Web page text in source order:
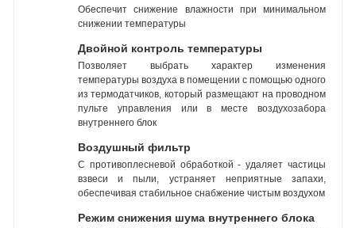
Обеспечит снижение влажности при минимальном
снижении температуры
Двойной контроль температуры
Позволяет выбрать характер изменения
температуры воздуха в помещении с помощью одного
из термодатчиков, который размещают на проводном
пульте управления или в месте воздухозабора
внутреннего блок
Воздушный фильтр
С противоплесневой обработкой - удаляет частицы
взвеси и пыли, устраняет неприятные запахи,
обеспечивая стабильное снабжение чистым воздухом
Режим снижения шума внутреннего блока